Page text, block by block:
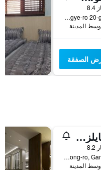
31, Toegye-ro 20-gil, Jung-gu, سيول, كوريا الجنوبية
الصفقة
إيبيس ستايلز أمباسادور سيول غانغنام
431, Samseong-ro, Gangnam-gu, سيول, كوريا الجنوبية